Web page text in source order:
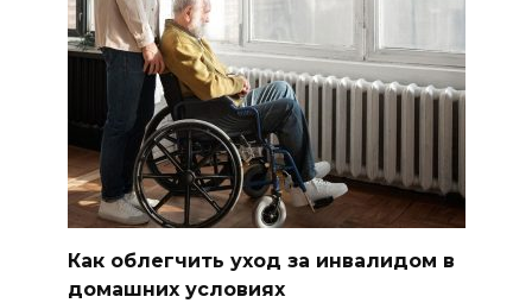
Как облегчить уход за инвалидом в
домашних условиях